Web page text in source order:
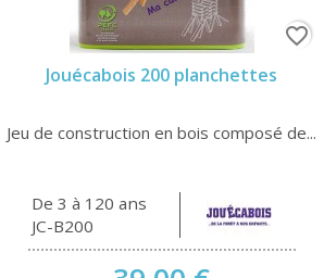
Jouécabois 200 planchettes
Jeu de construction en bois composé de...
De 3 à 120 ans
JC-B200
favorite_border